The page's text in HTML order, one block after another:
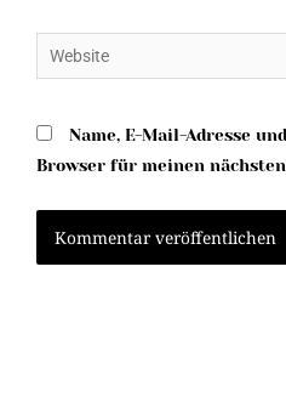
Website
Name, E-Mail-Adresse
Browser für meinen